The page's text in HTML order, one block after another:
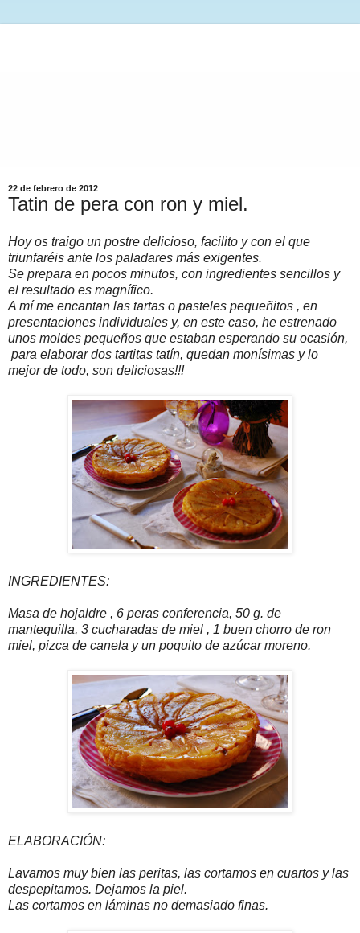
22 de febrero de 2012
Tatin de pera con ron y miel.
Hoy os traigo un postre delicioso, facilito y con el que
triunfaréis ante los paladares más exigentes.
Se prepara en pocos minutos, con ingredientes sencillos y
el resultado es magnífico.
A mí me encantan las tartas o pasteles pequeñitos , en
presentaciones individuales y, en este caso, he estrenado
unos moldes pequeños que estaban esperando su ocasión,
para elaborar dos tartitas tatín, quedan monísimas y lo
mejor de todo, son deliciosas!!!
INGREDIENTES:
Masa de hojaldre , 6 peras conferencia, 50 g. de
mantequilla, 3 cucharadas de miel , 1 buen chorro de ron
miel, pizca de canela y un poquito de azúcar moreno.
ELABORACIÓN:
Lavamos muy bien las peritas, las cortamos en cuartos y las
despepitamos. Dejamos la piel.
Las cortamos en láminas no demasiado finas.